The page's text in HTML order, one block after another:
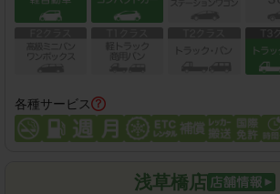
各種サービス
浅草橋店